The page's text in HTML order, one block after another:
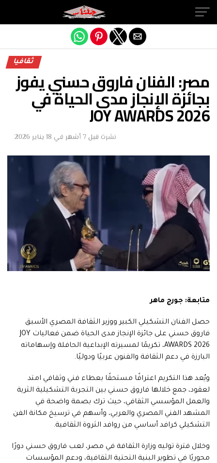
ثقافيا
مصر: الفنان فاروق حسني يفوز
بجائزة الإنجاز مدى الحياة في
JOY AWARDS 2026
نشرت قبل 7 أشهر في 18 يناير 2026
متابعة: جورج ماهر
حصل الفنان التشكيلي الكبير ووزير الثقافة المصري الأسبق
فاروق حسني على جائزة الإنجاز مدى الحياة ضمن فعاليات JOY
AWARDS 2026، تكريمًا لمسيرته الإبداعية الحافلة وإسهاماته
البارزة في دعم الثقافة والفنون عربيًا ودوليًا.
ويُعد هذا التكريم اعترافًا مستحقًا بعطاء فني وثقافي امتد
لعقود، جمع خلالها فاروق حسني بين التجربة التشكيلية الثرية
والعمل المؤسسي الثقافي، حيث ترك بصمة واضحة في
المشهد الفني المصري والعربي، وأسهم في ترسيخ مكانة الفن
التشكيلي كرافد أساسي من روافد الثروة الثقافية.
وخلال فترة توليه وزارة الثقافة في مصر، لعب فاروق حسني دورًا
محوريًا في تطوير البنية التحتية الثقافية، ودعم المؤسسات
Exit mobile version